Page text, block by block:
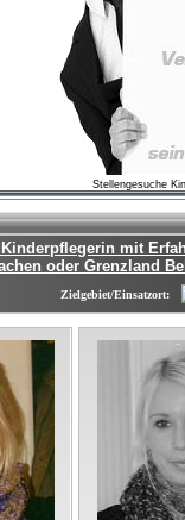
Stellengesuche
mit
oder Grenzland
Zielgebiet/Einsatzort: